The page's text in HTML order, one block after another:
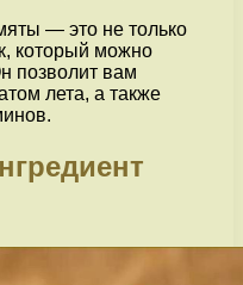
— это не только
который можно
позволит вам
лета, а также